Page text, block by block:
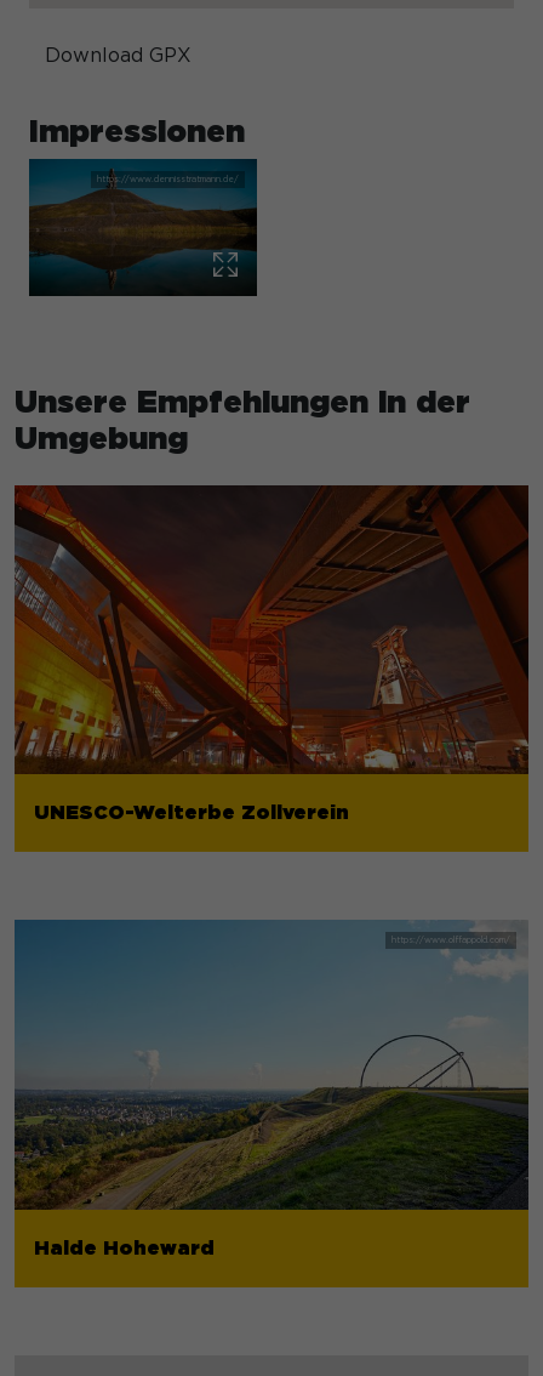
Download GPX
Impressionen
Unsere Empfehlungen in der
Umgebung
UNESCO-Welterbe Zollverein
Halde Hoheward